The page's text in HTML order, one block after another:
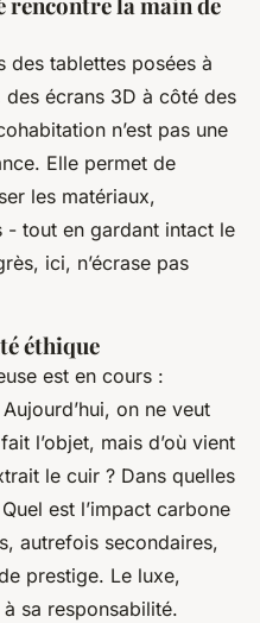
des tablettes posées à
écrans 3D à côté des
n’est pas une
Elle permet de
les matériaux,
- tout en gardant intact le
ici, n’écrase pas
éthique
est en cours :
on ne veut
l’objet, mais d’où vient
le cuir ? Dans quelles
est l’impact carbone
autrefois secondaires,
prestige. Le luxe,
sa responsabilité.